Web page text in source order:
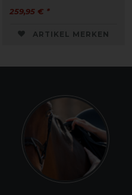
259,95 € *
ARTIKEL MERKEN